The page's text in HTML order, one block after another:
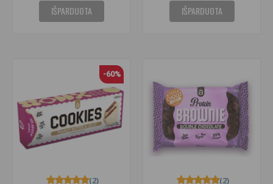
IŠPARDUOTA IŠPARDUOTA
-60%
(2) (2)